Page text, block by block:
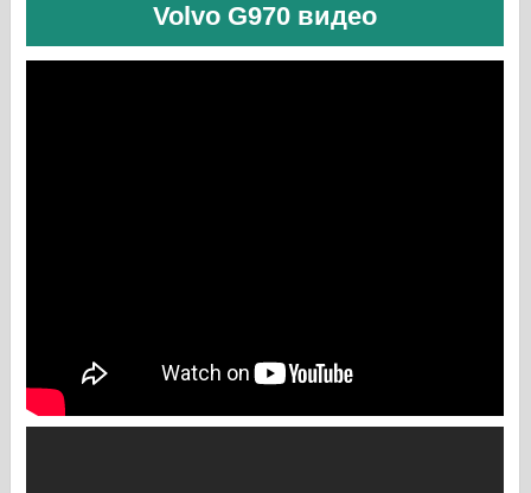
Volvo G970 видео